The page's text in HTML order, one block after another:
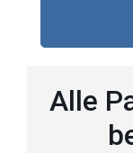
Alle